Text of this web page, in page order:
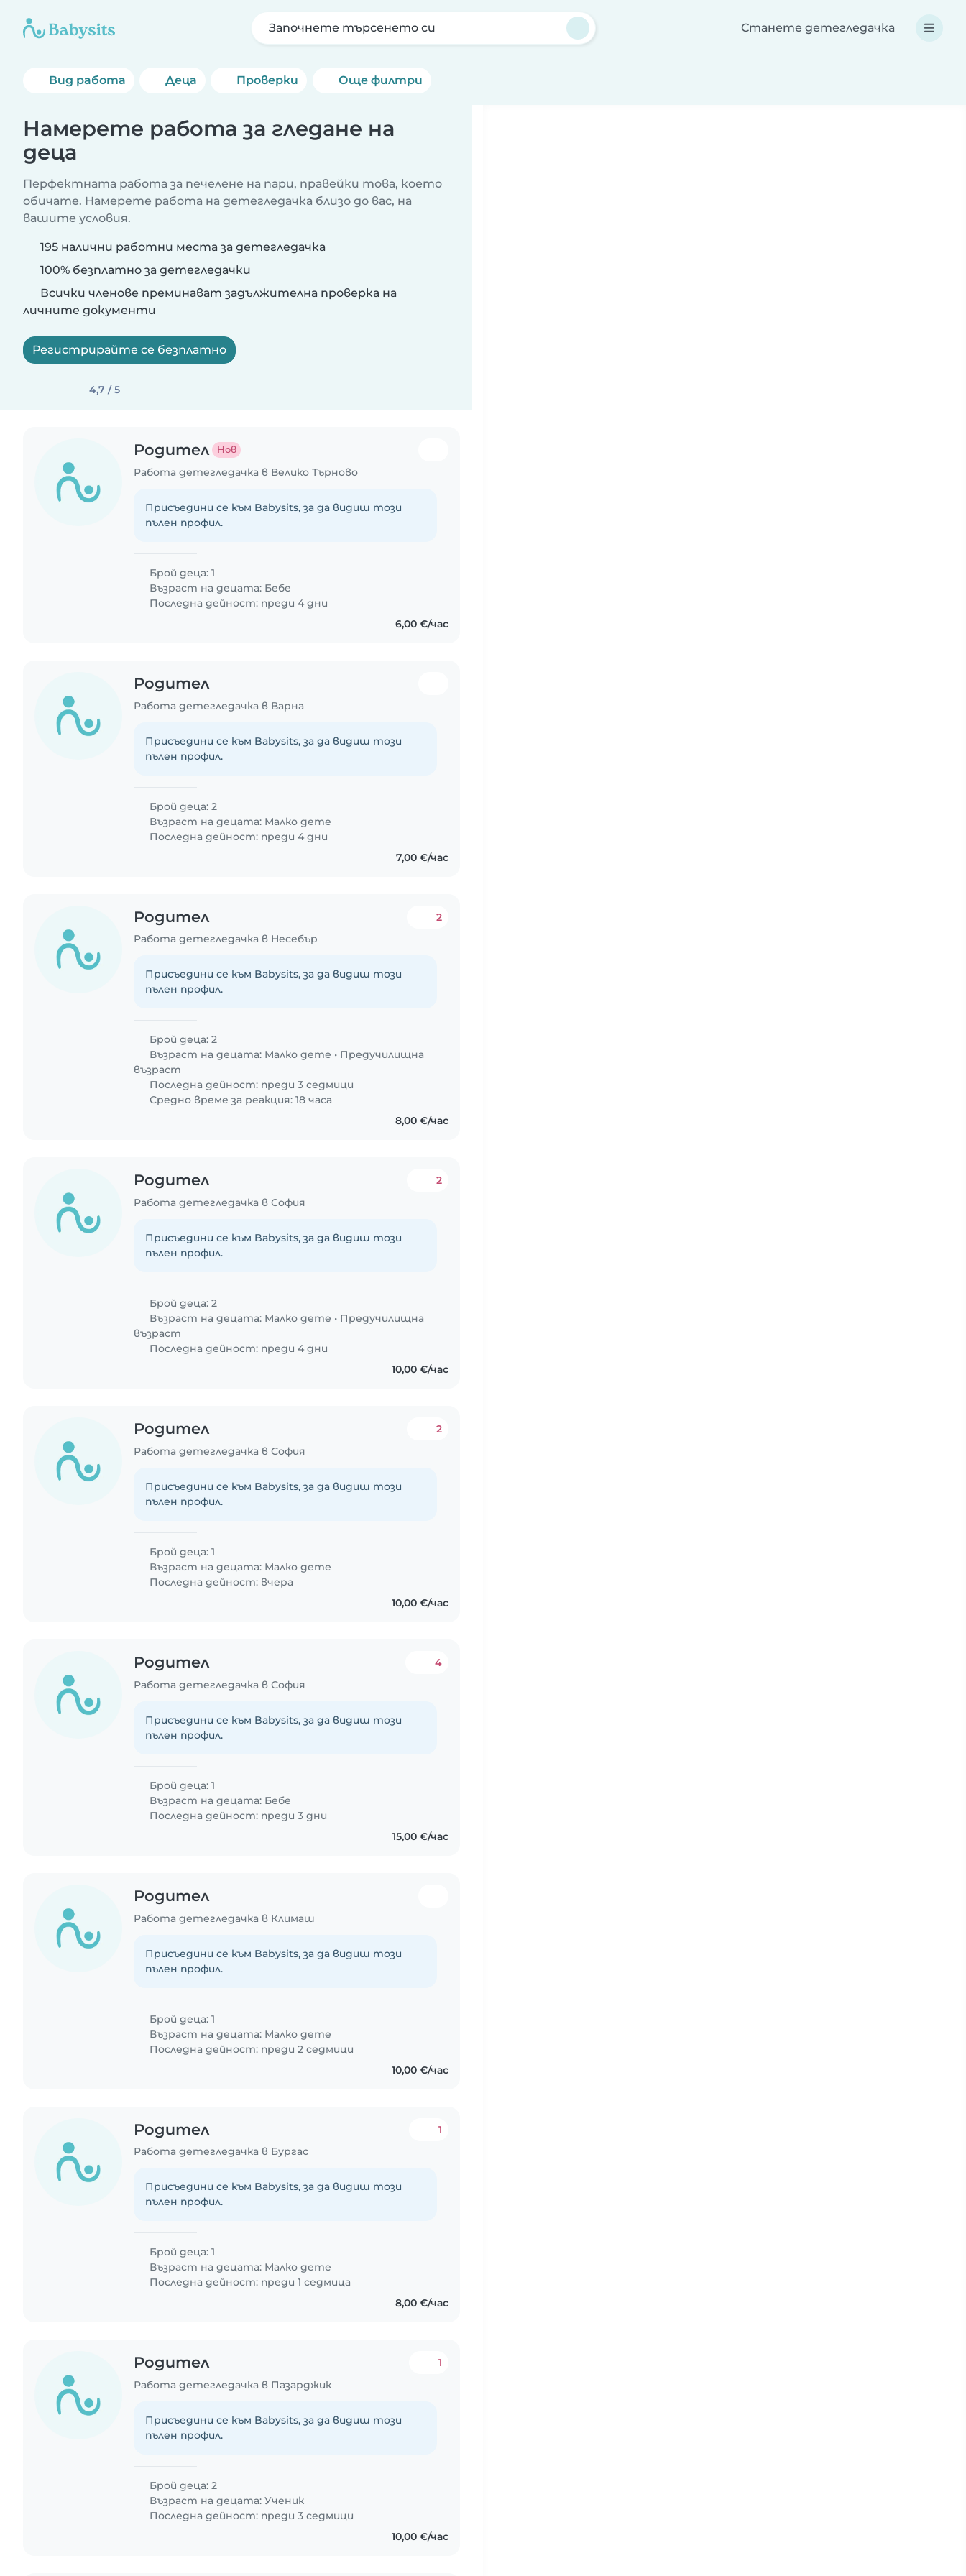
Започнете търсенето си Станете детегледачка
Вид работа Деца Проверки Още филтри
Намерете работа за гледане на
деца
Перфектната работа за печелене на пари, правейки това, което
обичате. Намерете работа на детегледачка близо до вас, на
вашите условия.
195 налични работни места за детегледачка
100% безплатно за детегледачки
Всички членове преминават задължителна проверка на
личните документи
Регистрирайте се безплатно
4,7 / 5
Родител Нов
Работа детегледачка в Велико Търново
Присъедини се към Babysits, за да видиш този
пълен профил.
Брой деца: 1
Възраст на децата: Бебе
Последна дейност: преди 4 дни
6,00 €/час
Родител
Работа детегледачка в Варна
Присъедини се към Babysits, за да видиш този
пълен профил.
Брой деца: 2
Възраст на децата: Малко дете
Последна дейност: преди 4 дни
7,00 €/час
Родител
Работа детегледачка в Несебър
2
Присъедини се към Babysits, за да видиш този
пълен профил.
Брой деца: 2
Възраст на децата: Малко дете • Предучилищна
възраст
Последна дейност: преди 3 седмици
Средно време за реакция: 18 часа
8,00 €/час
Родител
Работа детегледачка в София
2
Присъедини се към Babysits, за да видиш този
пълен профил.
Брой деца: 2
Възраст на децата: Малко дете • Предучилищна
възраст
Последна дейност: преди 4 дни
10,00 €/час
Родител
Работа детегледачка в София
2
Присъедини се към Babysits, за да видиш този
пълен профил.
Брой деца: 1
Възраст на децата: Малко дете
Последна дейност: вчера
10,00 €/час
Родител
Работа детегледачка в София
4
Присъедини се към Babysits, за да видиш този
пълен профил.
Брой деца: 1
Възраст на децата: Бебе
Последна дейност: преди 3 дни
15,00 €/час
Родител
Работа детегледачка в Климаш
Присъедини се към Babysits, за да видиш този
пълен профил.
Брой деца: 1
Възраст на децата: Малко дете
Последна дейност: преди 2 седмици
10,00 €/час
Родител
Работа детегледачка в Бургас
1
Присъедини се към Babysits, за да видиш този
пълен профил.
Брой деца: 1
Възраст на децата: Малко дете
Последна дейност: преди 1 седмица
8,00 €/час
Родител
Работа детегледачка в Пазарджик
1
Присъедини се към Babysits, за да видиш този
пълен профил.
Брой деца: 2
Възраст на децата:Ученик
Последна дейност: преди 3 седмици
10,00 €/час